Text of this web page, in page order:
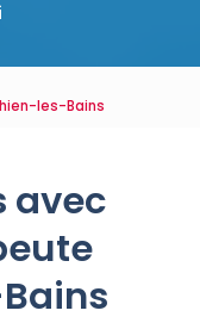
les-Bains
avec